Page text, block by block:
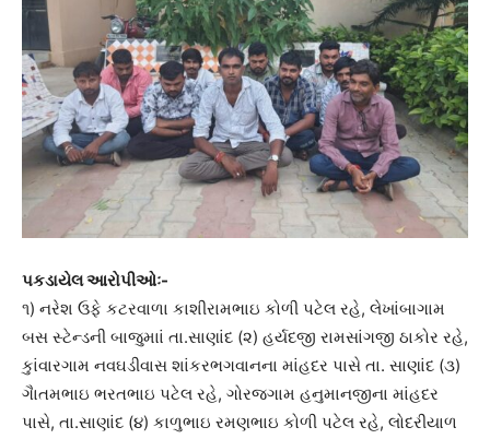
પકડાયેલ આરોપીઓઃ-
૧) નરેશ ઉફે કટરવાળા કાશીરામભાઇ કોળી પટેલ રહે, લેખાંબાગામ
બસ સ્ટેન્ડની બાજુમાાં તા.સાણાંદ (૨) હર્યદજી રામસાંગજી ઠાકોર રહે,
કુાંવારગામ નવઘડીવાસ શાંકરભગવાનના માંહદર પાસે તા. સાણાંદ (૩)
ગૈાતમભાઇ ભરતભાઇ પટેલ રહે, ગોરજગામ હનુમાનજીના માંહદર
પાસે, તા.સાણાંદ (૪) કાળુભાઇ રમણભાઇ કોળી પટેલ રહે, લોદરીયાળ